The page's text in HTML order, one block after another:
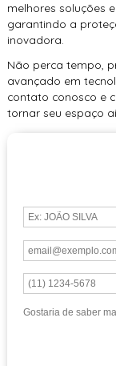
melhores soluções
garantindo a
inovadora.
Não perca tempo,
avançado em
contato conosco e
tornar seu espaço